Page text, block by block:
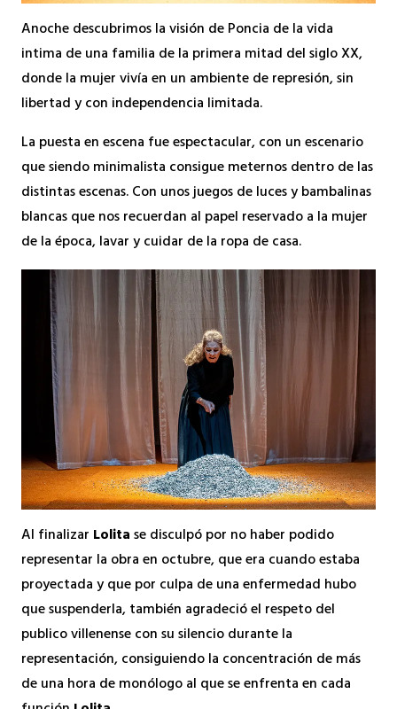
Anoche descubrimos la visión de Poncia de la vida
intima de una familia de la primera mitad del siglo XX,
donde la mujer vivía en un ambiente de represión, sin
libertad y con independencia limitada.
La puesta en escena fue espectacular, con un escenario
que siendo minimalista consigue meternos dentro de las
distintas escenas. Con unos juegos de luces y bambalinas
blancas que nos recuerdan al papel reservado a la mujer
de la época, lavar y cuidar de la ropa de casa.
Al finalizar Lolitase disculpó por no haber podido
representar la obra en octubre, que era cuando estaba
proyectada y que por culpa de una enfermedad hubo
que suspenderla, también agradeció el respeto del
publico villenense con su silencio durante la
representación, consiguiendo la concentración de más
de una hora de monólogo al que se enfrenta en cada